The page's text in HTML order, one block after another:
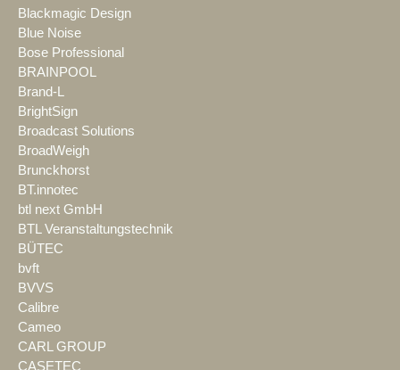
Blackmagic Design
Blue Noise
Bose Professional
BRAINPOOL
Brand-L
BrightSign
Broadcast Solutions
BroadWeigh
Brunckhorst
BT.innotec
btl next GmbH
BTL Veranstaltungstechnik
BÜTEC
bvft
BVVS
Calibre
Cameo
CARL GROUP
CASETEC